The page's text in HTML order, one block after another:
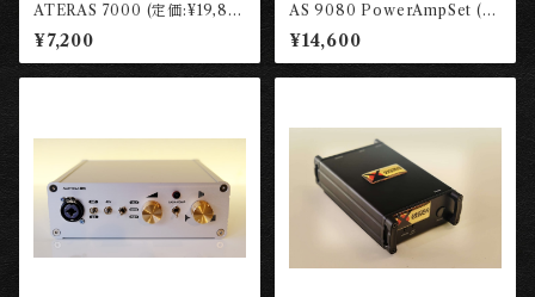
ATERAS 7000 (定価:¥19,80
0税込)【レンタル権】 ［長岡
工房］
¥7,200
AS 9080 PowerAmpSet (定
価:¥68,200税込)【レンタル
権】 ［長岡工房］
¥14,600